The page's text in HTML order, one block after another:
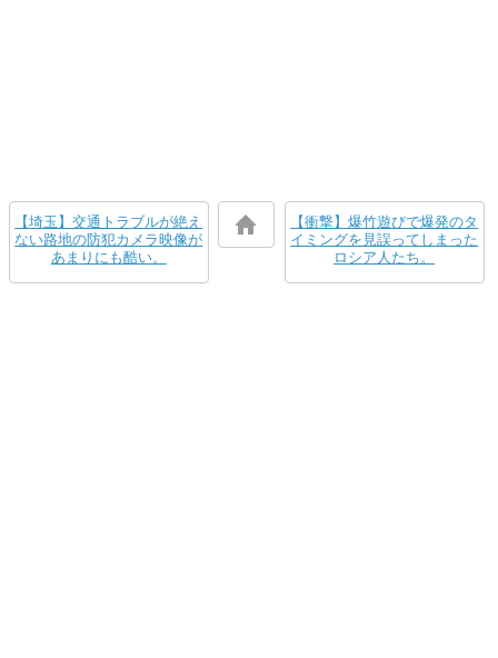
【埼玉】交通トラブルが絶え
ない路地の防犯カメラ映像が
あまりにも酷い。
【衝撃】爆竹遊びで爆発のタ
イミングを見誤ってしまった
ロシア人たち。